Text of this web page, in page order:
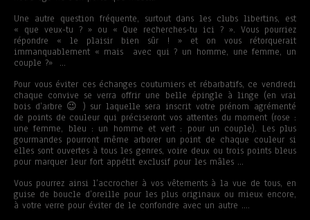
Une autre question fréquente, surtout dans les clubs libertins, est
« que veux-tu ? » ou « Que recherches-tu ici ? ». Vous pourriez
répondre « le plaisir bien sûr ! » et on vous rétorquerait
immanquablement « mais avec qui ? un homme, une femme, un
couple ?» …
Pour vous éviter ces échanges coutumiers et rébarbatifs, ce vendredi
chaque convive se verra offrir une belle épingle à linge (en vrai
bois d’arbre 😉 ) sur laquelle sera inscrit votre prénom agrémenté
de points de couleur qui préciseront vos attentes du moment (rose :
une femme, bleu : un homme et vert : pour un couple). Les plus
gourmandes pourront même arborer un point de chaque couleur si
elles sont ouvertes à tous les genres, voire deux ou trois points bleus
pour marquer leur fort appétit exclusif pour les mâles …
Vous pourrez ainsi l’accrocher à vos vêtements à la vue de tous, en
guise de boucle d’oreille pour les plus originaux ou mieux encore,
à votre verre pour éviter de le confondre avec un autre ….